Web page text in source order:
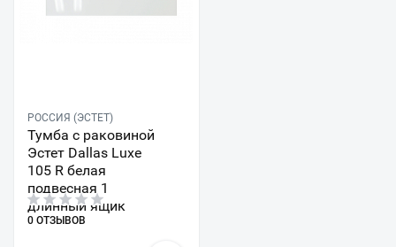
РОССИЯ (ЭСТЕТ)
Тумба с раковиной
Эстет Dallas Luxe
105 R белая
подвесная 1
длинный ящик
0 ОТЗЫВОВ